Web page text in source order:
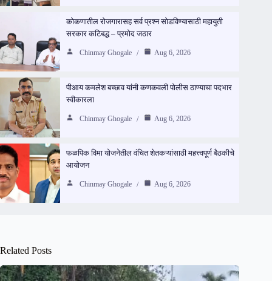
कोकणातील रोजगारासह सर्व प्रश्न सोडविण्यासाठी महायुती
सरकार कटिबद्ध – प्रमोद जठार
Chinmay Ghogale Aug 6, 2026
पीआय कमलेश बच्छाव यांनी कणकवली पोलीस ठाण्याचा पदभार
स्वीकारला
Chinmay Ghogale Aug 6, 2026
फळपिक विमा योजनेतील वंचित शेतकऱ्यांसाठी महत्त्वपूर्ण बैठकीचे
आयोजन
Chinmay Ghogale Aug 6, 2026
Related Posts